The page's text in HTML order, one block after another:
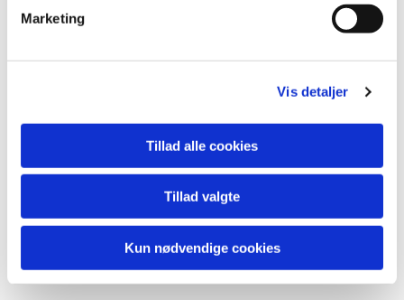
Marketing
Vis detaljer
Tillad alle cookies
Tillad valgte
Kun nødvendige cookies